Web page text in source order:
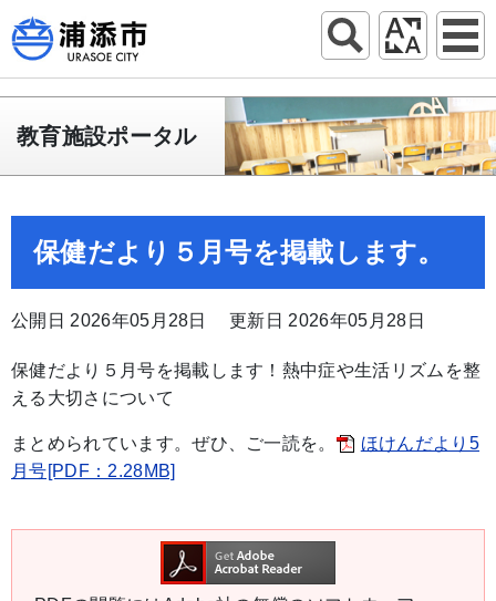
教育施設ポータル
保健だより５月号を掲載します。
公開日 2026年05月28日 更新日 2026年05月28日
保健だより５月号を掲載します！熱中症や生活リズムを整
える大切さについて
まとめられています。ぜひ、ご一読を。
ほけんだより5
月号[PDF：2.28MB]